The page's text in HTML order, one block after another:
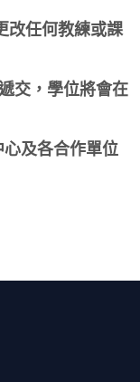
改任何教練或課
交，學位將會在
及各合作單位